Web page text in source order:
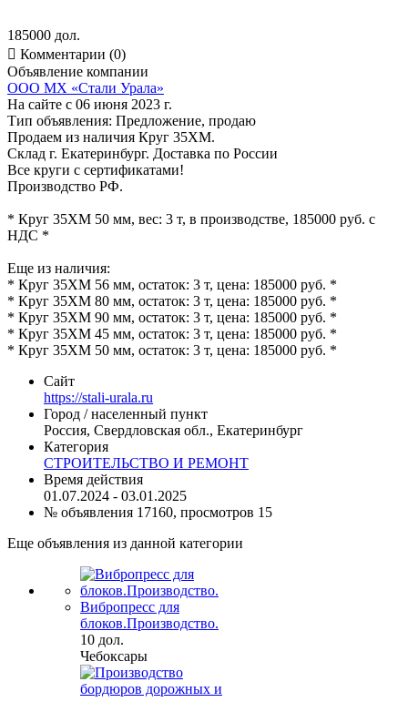
185000 дол.
 Комментарии (0)
Объявление компании
ООО МХ «Стали Урала»
На сайте с 06 июня 2023 г.
Тип объявления: Предложение, продаю
Продаем из наличия Круг 35ХМ.
Склад г. Екатеринбург. Доставка по России
Все круги с сертификатами!
Производство РФ.
* Круг 35ХМ 50 мм, вес: 3 т, в производстве, 185000 руб. с
НДС *
Еще из наличия:
* Круг 35ХМ 56 мм, остаток: 3 т, цена: 185000 руб. *
* Круг 35ХМ 80 мм, остаток: 3 т, цена: 185000 руб. *
* Круг 35ХМ 90 мм, остаток: 3 т, цена: 185000 руб. *
* Круг 35ХМ 45 мм, остаток: 3 т, цена: 185000 руб. *
* Круг 35ХМ 50 мм, остаток: 3 т, цена: 185000 руб. *
Сайт
https://stali-urala.ru
Город / населенный пункт
Россия, Свердловская обл., Екатеринбург
Категория
СТРОИТЕЛЬСТВО И РЕМОНТ
Время действия
01.07.2024 - 03.01.2025
№ объявления 17160, просмотров 15
Еще объявления из данной категории
Вибропресс для
блоков.Производство.
10 дол.
Чебоксары